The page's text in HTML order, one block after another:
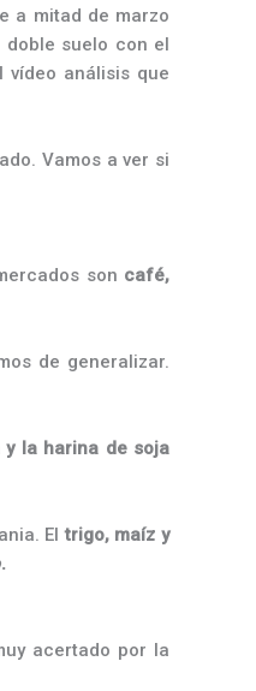
a mitad de marzo
doble suelo con el
análisis que
Vamos a ver si
son café,
de generalizar.
y la harina de soja
Eltrigo, maíz y
.
acertado por la